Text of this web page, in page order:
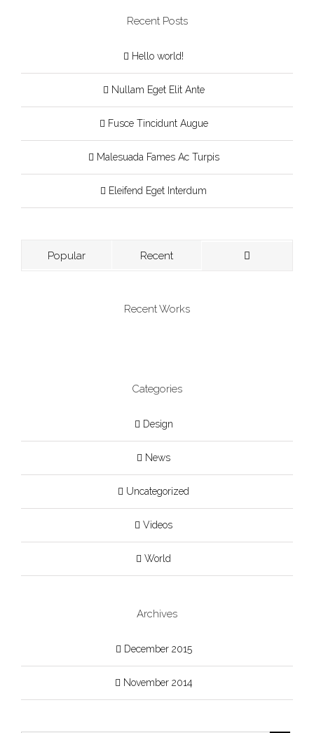
Recent Posts
Hello world!
Nullam Eget Elit Ante
Fusce Tincidunt Augue
Malesuada Fames Ac Turpis
Eleifend Eget Interdum
Popular Recent
Recent Works
Categories
Design
News
Uncategorized
Videos
World
Archives
December 2015
November 2014